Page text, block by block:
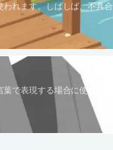
れます。しばしば、不具合
で表現する場合に使われま